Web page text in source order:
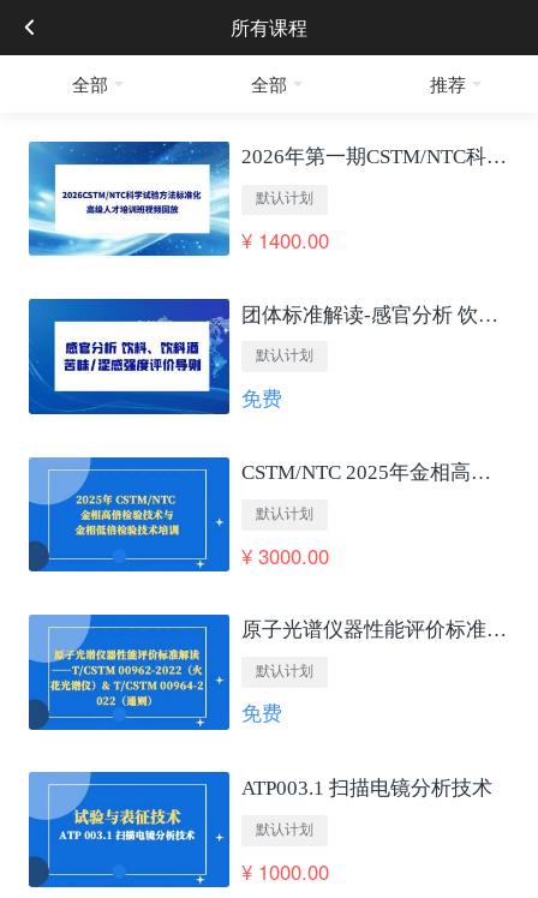
所有课程
全部 全部 推荐
2026年第一期CSTM/NTC科学试验方法标准化 高级人才培训班视频回放
默认计划
¥ 1400.00
团体标准解读-感官分析 饮料、饮料酒苦味/涩感强度评价导则
默认计划
免费
CSTM/NTC 2025年金相高低倍检验技术培训
默认计划
¥ 3000.00
原子光谱仪器性能评价标准解读——T/CSTM 00962-2022（火花光谱仪）&amp; T/CSTM 00964-2022（通则）
默认计划
免费
ATP003.1 扫描电镜分析技术
默认计划
¥ 1000.00